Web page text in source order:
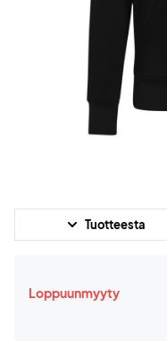
Tuotteesta
Loppuunmyyty